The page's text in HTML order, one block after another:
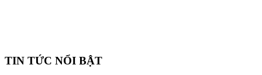
TIN TỨC NỔI BẬT